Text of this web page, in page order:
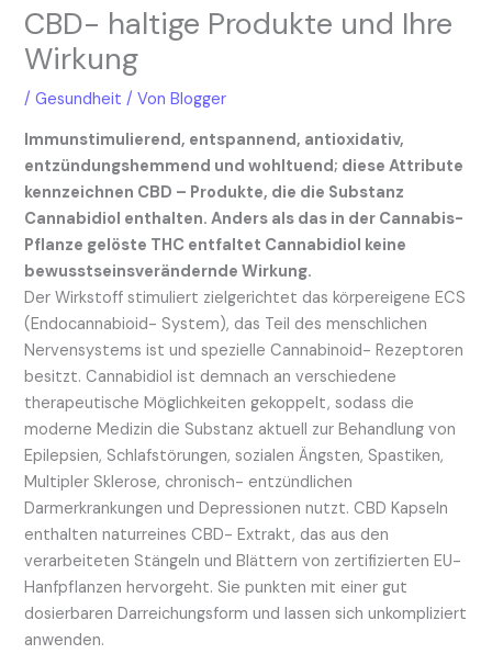
CBD- haltige Produkte und Ihre
Wirkung
/Gesundheit / VonBlogger
Immunstimulierend, entspannend, antioxidativ,
entzündungshemmend und wohltuend; diese Attribute
kennzeichnen CBD – Produkte, die die Substanz
Cannabidiol enthalten. Anders als das in der Cannabis-
Pflanze gelöste THC entfaltet Cannabidiol keine
bewusstseinsverändernde Wirkung.
Der Wirkstoff stimuliert zielgerichtet das körpereigene ECS
(Endocannabioid- System), das Teil des menschlichen
Nervensystems ist und spezielle Cannabinoid- Rezeptoren
besitzt. Cannabidiol ist demnach an verschiedene
therapeutische Möglichkeiten gekoppelt, sodass die
moderne Medizin die Substanz aktuell zur Behandlung von
Epilepsien, Schlafstörungen, sozialen Ängsten, Spastiken,
Multipler Sklerose, chronisch- entzündlichen
Darmerkrankungen und Depressionen nutzt. CBD Kapseln
enthalten naturreines CBD- Extrakt, das aus den
verarbeiteten Stängeln und Blättern von zertifizierten EU-
Hanfpflanzen hervorgeht. Sie punkten mit einer gut
dosierbaren Darreichungsform und lassen sich unkompliziert
anwenden.